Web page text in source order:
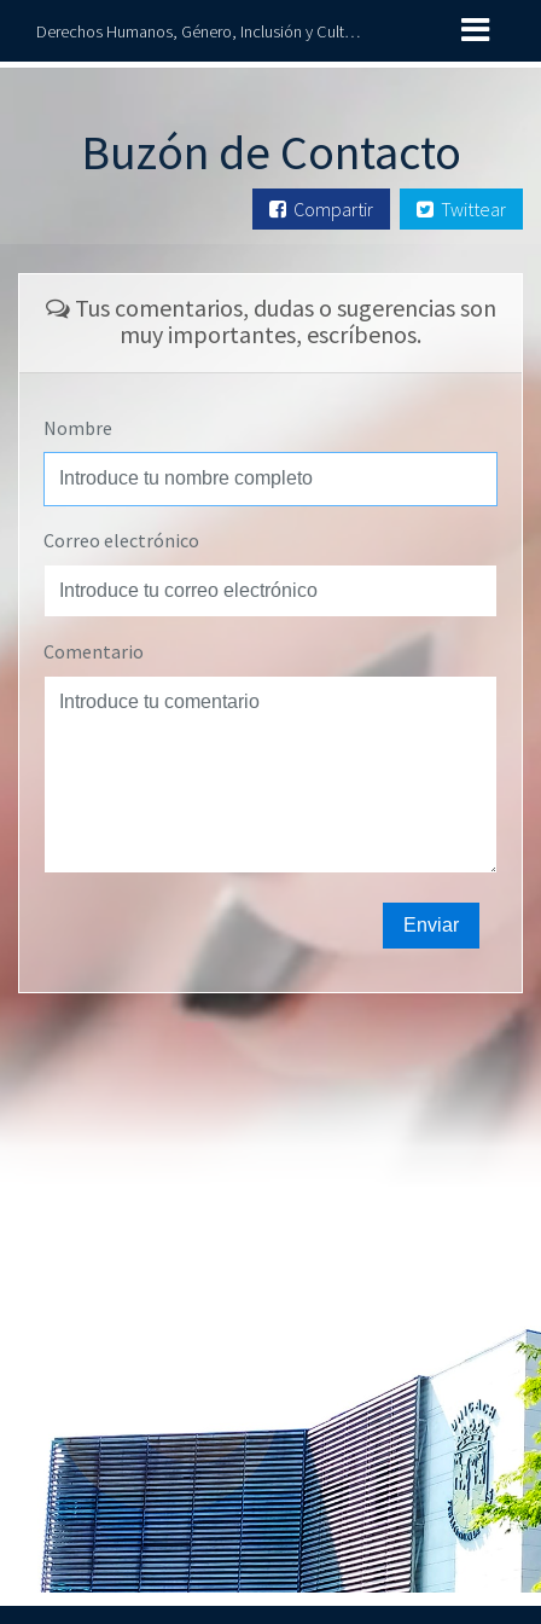
Derechos Humanos, Género, Inclusión y Cultura de Paz
Buzón de Contacto
Compartir Twittear
Tus comentarios, dudas o sugerencias son
muy importantes, escríbenos.
Nombre
Correo electrónico
Comentario